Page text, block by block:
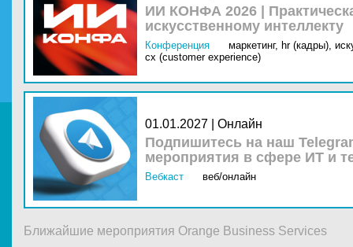
ИИ КОНФА 2026 |
искусственному интеллекту
Конференция маркетинг, hr (кадры),
cx (customer experience)
01.01.2027 | Онлайн
Подпишитесь на наш
мероприятия в сфере ИТ и
Вебкаст веб/онлайн
Ближайшие мероприятия Orange Business Services